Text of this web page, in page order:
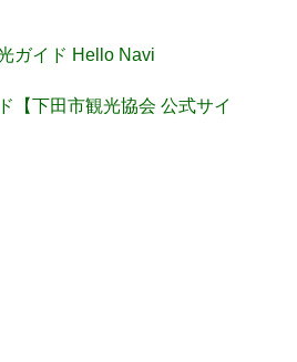
ガイド Hello Navi
【下田市観光協会 公式サイ